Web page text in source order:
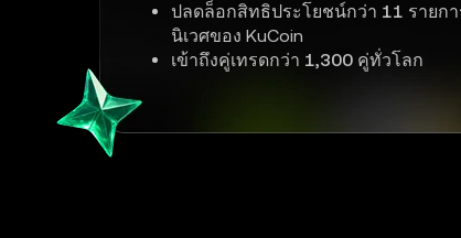
ปลดล็อกสิทธิประโยชน์กว่า 11 รายก
นิเวศของ KuCoin
เข้าถึงคู่เทรดกว่า 1,300คู่ทั่วโลก